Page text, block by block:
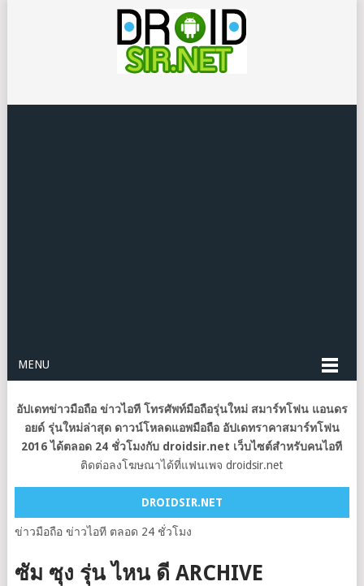
MENU
อัปเดทข่าวมือถือ ข่าวไอที โทรศัพท์มือถือรุ่นใหม่ สมาร์ทโฟน แอนดร
อยด์ รุ่นใหม่ล่าสุด ดาวน์โหลดแอพมือถือ อัปเดทราคาสมาร์ทโฟน
2016 ได้ตลอด 24 ชั่วโมงกับ droidsir.net เว็บไซต์สำหรับคนไอที
ติดต่อลงโฆษณาได้ที่แฟนเพจ droidsir.net
DROIDSIR.NET
ข่าวมือถือ ข่าวไอที ตลอด 24 ชั่วโมง
ซัม ซุง รุ่น ไหน ดี ARCHIVE